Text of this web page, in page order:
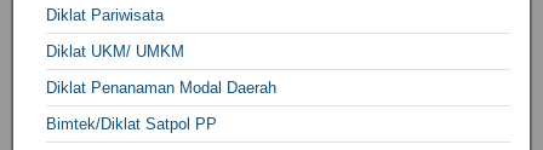
Diklat Pariwisata
Diklat UKM/ UMKM
Diklat Penanaman Modal Daerah
Bimtek/Diklat Satpol PP